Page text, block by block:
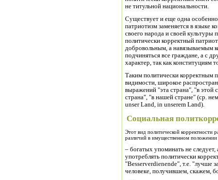
не титульной национальности.
Существует и еще одна
патриотизм заменяется в языке
своего народа и своей культуры
политически корректный
добровольным, а навязываемым
подчиняться все граждане, а с
характер, так как конституциям
Таким политически корректным
видимости, широкое
выражений "эта страна", "в этой
страна", "в нашей стране" (ср.
unser Land, in unserem Land).
Социальная
Этот вид политической корректности
различий в имущественном
– богатых упоминать не
употреблять политически
"Besserverdienende", т.е. "лучше
человеке, получившем, скажем,